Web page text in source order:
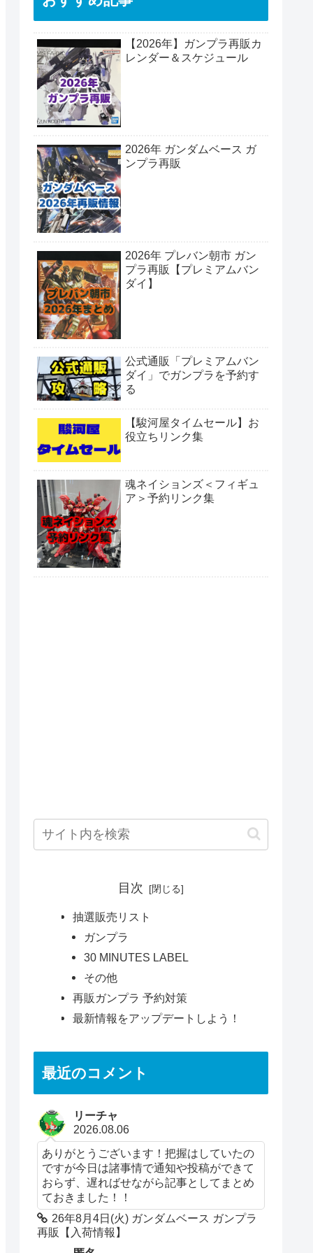
【2026年】ガンプラ再販カ
レンダー＆スケジュール
2026年 ガンダムベース ガ
ンプラ再販
2026年 プレバン朝市 ガン
プラ再販【プレミアムバン
ダイ】
公式通販「プレミアムバン
ダイ」でガンプラを予約す
る
【駿河屋タイムセール】お
役立ちリンク集
魂ネイションズ＜フィギュ
ア＞予約リンク集
目次
抽選販売リスト
ガンプラ
30 MINUTES LABEL
その他
再販ガンプラ 予約対策
最新情報をアップデートしよう！
最近のコメント
リーチャ
2026.08.06
ありがとうございます！把握はしていたの
ですが今日は諸事情で通知や投稿ができて
おらず、遅ればせながら記事としてまとめ
ておきました！！
26年8月4日(火) ガンダムベース ガンプラ
再販【入荷情報】